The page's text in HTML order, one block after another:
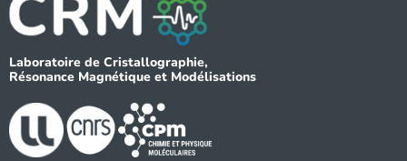
Laboratoire de Cristallographie,
Résonance Magnétique et Modélisations